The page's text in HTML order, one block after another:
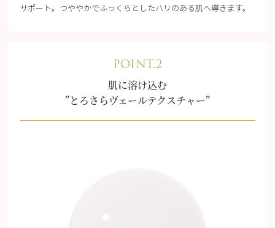
サポート。つややかでふっくらとしたハリのある肌へ導きます。
POINT.2
肌に溶け込む
”とろさらヴェールテクスチャー”